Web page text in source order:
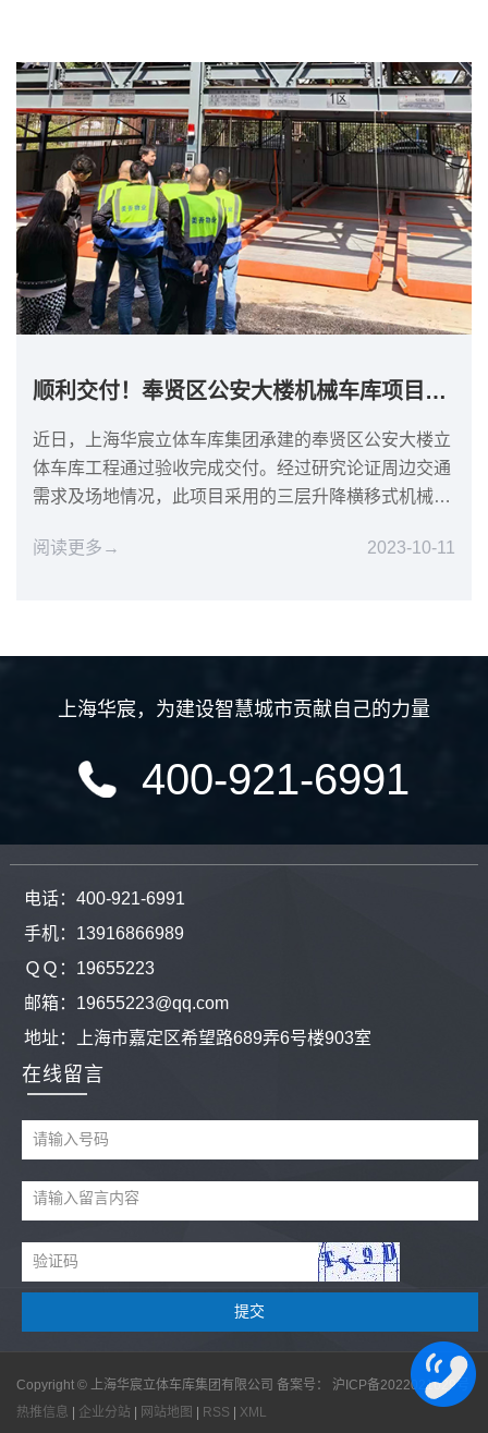
顺利交付！奉贤区公安大楼机械车库项目完成！
近日，上海华宸立体车库集团承建的奉贤区公安大楼立
体车库工程通过验收完成交付。经过研究论证周边交通
需求及场地情况，此项目采用的三层升降横移式机械车
阅读更多→
2023-10-11
上海华宸 ， 为建设智慧城市贡献自己的力量
400-921-6991
电话：400-921-6991
手机：13916866989
ＱＱ： 19655223
邮箱：19655223@qq.com
地址：
上海市嘉定区希望路689弄6号楼903室
在线留言
Copyright © 上海华宸立体车库集团有限公司 备案号： 沪ICP备2022021629号
热推信息 | 企业分站 | 网站地图 | RSS | XML